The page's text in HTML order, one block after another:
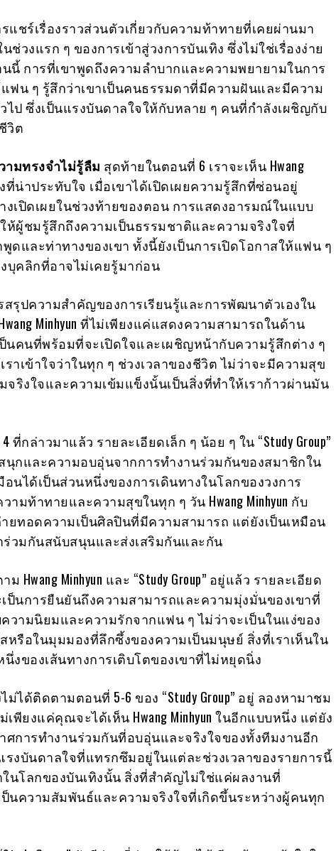
แชร์เรื่องราวส่วนตัวเกี่ยวกับความท้าทายที่เคยผ่านมา
ในช่วงแรก ๆ ของการเข้าสู่วงการบันเทิง ซึ่งไม่ใช่เรื่องง่าย
นี้ การที่เขาพูดถึงความลำบากและความพยายามในการ
ฟน ๆ รู้สึกว่าเขาเป็นคนธรรมดาที่มีความฝันและมีความ
ไป ซึ่งเป็นแรงบันดาลใจให้กับหลาย ๆ คนที่กำลังเผชิญกับ
วิต
ามทรงจำไม่รู้ลืม สุดท้ายในตอนที่ 6 เราจะเห็น Hwang
ที่น่าประทับใจ เมื่อเขาได้เปิดเผยความรู้สึกที่ซ่อนอยู่
งเปิดเผยในช่วงท้ายของตอน การแสดงอารมณ์ในแบบ
ห้ผู้ชมรู้สึกถึงความเป็นธรรมชาติและความจริงใจที่
ดและท่าทางของเขา ทั้งนี้ยังเป็นการเปิดโอกาสให้แฟน ๆ
บุคลิกที่อาจไม่เคยรู้มาก่อน
สรุปความสำคัญของการเรียนรู้และการพัฒนาตัวเองใน
Minhyun ที่ไม่เพียงแค่แสดงความสามารถในด้าน
นคนที่พร้อมที่จะเปิดใจและเผชิญหน้ากับความรู้สึกต่าง ๆ
ราเข้าใจว่าในทุก ๆ ช่วงเวลาของชีวิต ไม่ว่าจะมีความสุข
จริงใจและความเข้มแข็งนั้นเป็นสิ่งที่ทำให้เราก้าวผ่านมัน
กล่าวมาแล้ว รายละเอียดเล็ก ๆ น้อย ๆ ใน “Study Group”
นุกและความอบอุ่นจากการทำงานร่วมกันของสมาชิกใน
อนได้เป็นส่วนหนึ่งของการเดินทางในโลกของวงการ
ามท้าทายและความสุขในทุก ๆ วัน Hwang Minhyun กับ
ายทอดความเป็นศิลปินที่มีความสามารถ แต่ยังเป็นเหมือน
ร่วมกันสนับสนุนและส่งเสริมกันและกัน
Hwang Minhyun และ “Study Group” อยู่แล้ว รายละเอียด
ป็นการยืนยันถึงความสามารถและความมุ่งมั่นของเขาที่
วามนิยมและความรักจากแฟน ๆ ไม่ว่าจะเป็นในแง่ของ
หรือในมุมมองที่ลึกซึ้งของความเป็นมนุษย์ สิ่งที่เราเห็นใน
งของเส้นทางการเติบโตของเขาที่ไม่หยุดนิ่ง
ได้ติดตามตอนที่ 5-6 ของ “Study Group” อยู่ ลองหามาชม
พียงแค่คุณจะได้เห็น Hwang Minhyun ในอีกแบบหนึ่ง แต่ยัง
ศการทำงานร่วมกันที่อบอุ่นและจริงใจของทั้งทีมงานอีก
งบันดาลใจที่แทรกซึมอยู่ในแต่ละช่วงเวลาของรายการนี้
ในโลกของบันเทิงนั้น สิ่งที่สำคัญไม่ใช่แค่ผลงานที่
นความสัมพันธ์และความจริงใจที่เกิดขึ้นระหว่างผู้คนทุก